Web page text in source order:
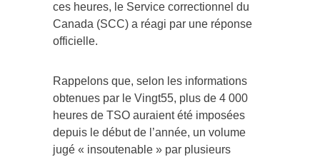
ces heures, le Service correctionnel du
Canada (SCC) a réagi par une réponse
officielle.
Rappelons que, selon les informations
obtenues par le Vingt55, plus de 4 000
heures de TSO auraient été imposées
depuis le début de l’année, un volume
jugé « insoutenable » par plusieurs